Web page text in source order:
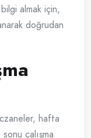
almak için,
doğrudan
hafta
çalışma